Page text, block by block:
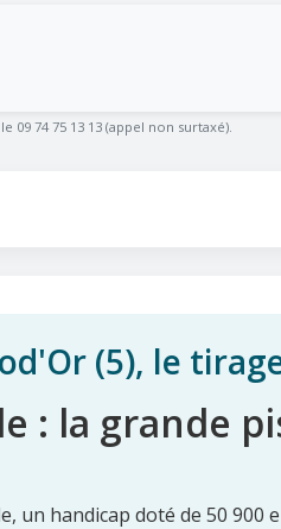
74 75 13 13 (appel non surtaxé).
(5), le
: la grande
un handicap doté de 50 900